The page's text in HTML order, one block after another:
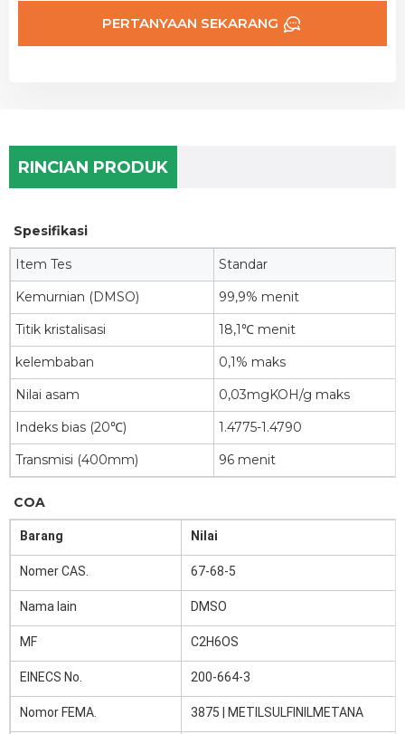
PERTANYAAN SEKARANG
RINCIAN PRODUK
Spesifikasi
Item Tes
Standar
Kemurnian (DMSO)
99,9% menit
Titik kristalisasi
18,1℃ menit
kelembaban
0,1% maks
Nilai asam
0,03mgKOH/g maks
Indeks bias (20℃)
1.4775-1.4790
Transmisi (400mm)
96 menit
COA
Barang Nilai
Nomer CAS. 67-68-5
Nama lain DMSO
MF C2H6OS
EINECS No. 200-664-3
Nomor FEMA. 3875 | METILSULFINILMETANA